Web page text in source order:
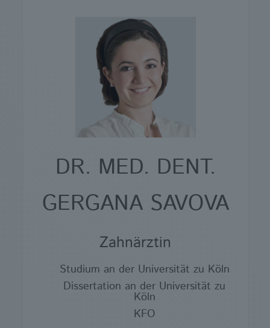
DR. MED. DENT.
GERGANA SAVOVA
Zahnärztin
Studium an der Universität zu Köln
Dissertation an der Universität zu
Köln
KFO